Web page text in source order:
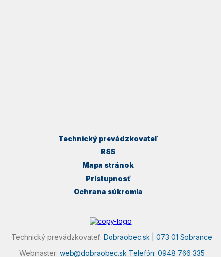
Technický prevádzkovateľ
RSS
Mapa stránok
Prístupnosť
Ochrana súkromia
Technický prevádzkovateľ: Dobraobec.sk | 073 01 Sobrance
Webmaster: web@dobraobec.sk Telefón: 0948 766 335